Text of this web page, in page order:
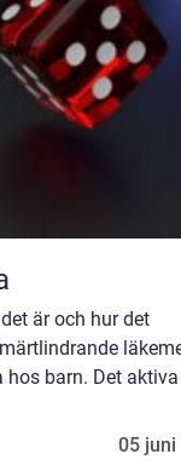
är och hur det
barn. Det aktiva
05 juni